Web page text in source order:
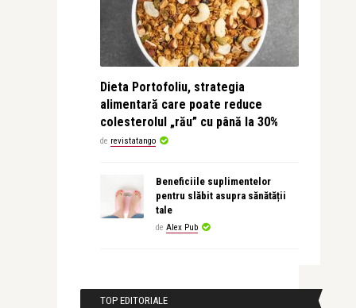
Dieta Portofoliu, strategia
alimentară care poate reduce
colesterolul „rău” cu până la 30%
de revistatango
Beneficiile suplimentelor
pentru slăbit asupra sănătății
tale
de Alex Pub
TOP EDITORIALE